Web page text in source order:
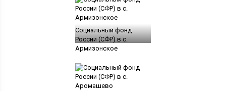
Социальный фонд
России (СФР) в с.
Армизонское